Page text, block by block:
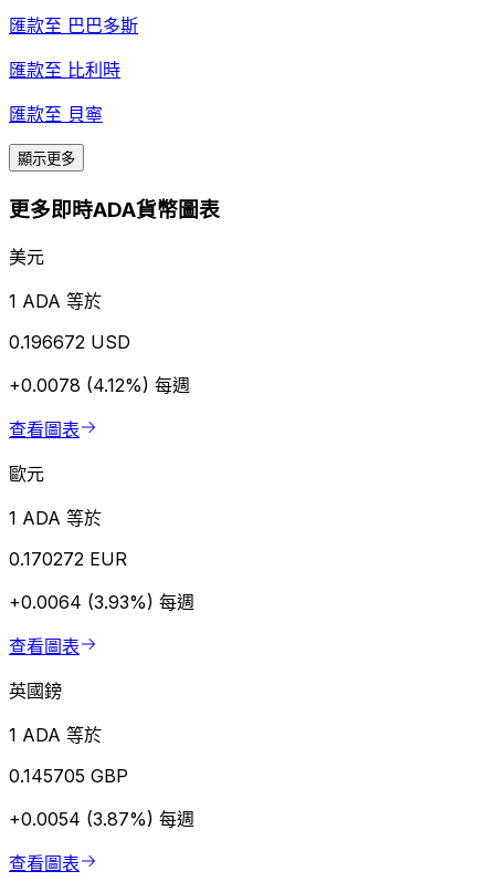
匯款至 巴巴多斯
匯款至 比利時
匯款至 貝寧
顯示更多
更多即時ADA貨幣圖表
美元
1 ADA 等於
0.196672 USD
+0.0078 (4.12%) 每週
查看圖表
歐元
1 ADA 等於
0.170272 EUR
+0.0064 (3.93%) 每週
查看圖表
英國鎊
1 ADA 等於
0.145705 GBP
+0.0054 (3.87%) 每週
查看圖表